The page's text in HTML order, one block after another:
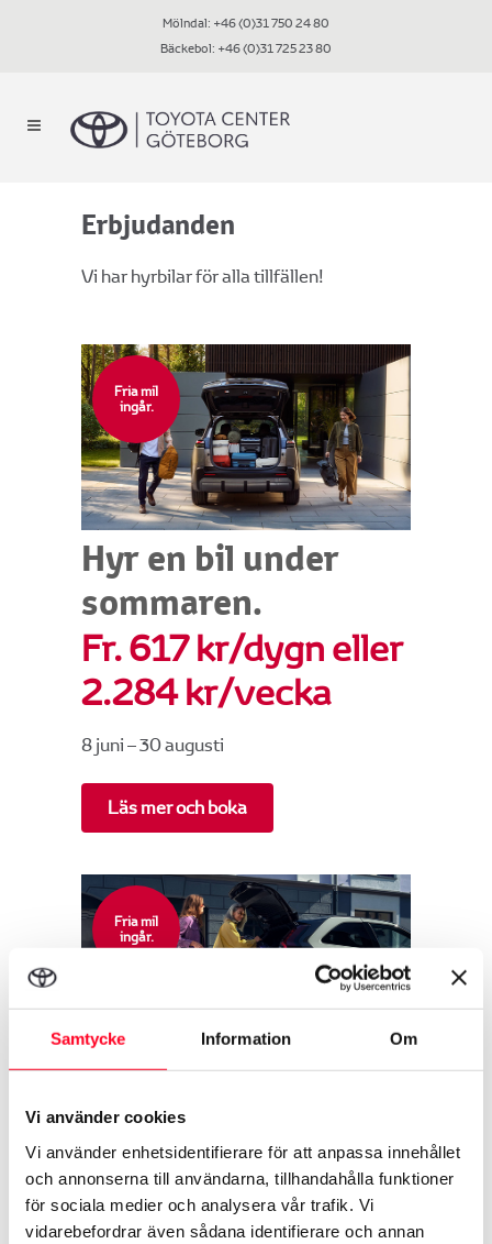
Samtycke Information Om
Vi använder cookies
Vi använder enhetsidentifierare för att anpassa innehållet
och annonserna till användarna, tillhandahålla funktioner
för sociala medier och analysera vår trafik. Vi
vidarebefordrar även sådana identifierare och annan
Mölndal: +46 (0)31 750 24 80
Bäckebol: +46 (0)31 725 23 80
Erbjudanden
Vi har hyrbilar för alla tillfällen!
Fria mil
ingår.
Hyr en bil under
sommaren.
Fr. 617 kr/dygn eller
2.284 kr/vecka
8 juni – 30 augusti
Läs mer och boka
Fria mil
ingår.
måndag
Fr. 868 kr
Hyr din bil över helgen från fredag kl.